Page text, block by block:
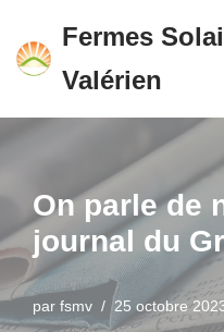
Aller
contenu
Fermes
Valérien
On parle de
journal du
par fsmv 25 octobre